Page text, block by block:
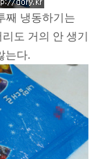
째 냉동하기는
도 거의 안 생기
는다.